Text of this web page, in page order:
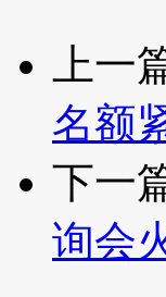
上一
名额
下一
询会